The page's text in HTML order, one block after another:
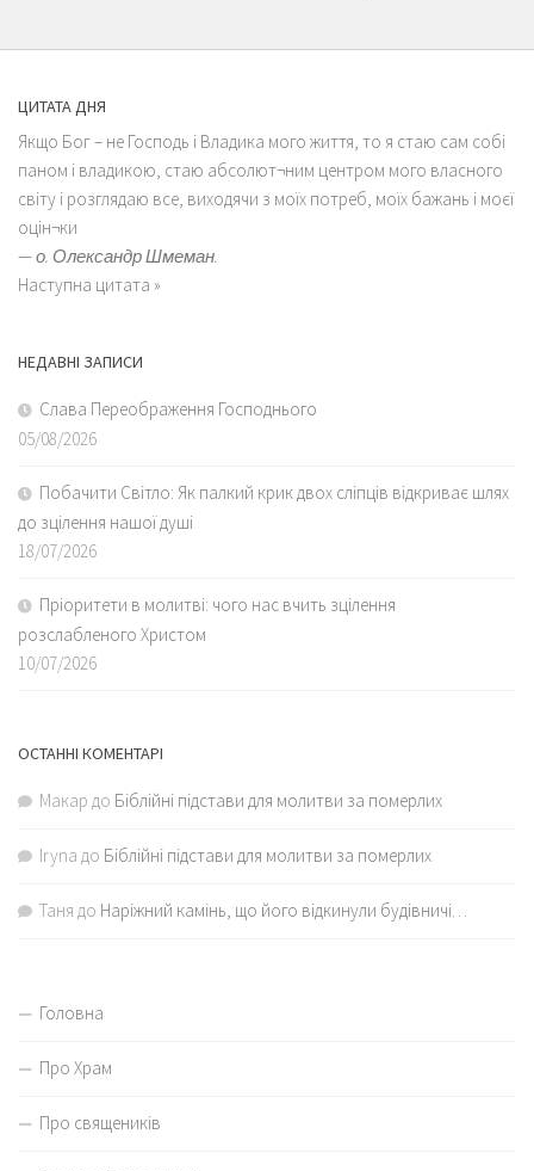
ЦИТАТА ДНЯ
Якщо Бог – не Господь і Владика мого життя, то я стаю сам собі
паном і владикою, стаю абсолют¬ним центром мого власного
світу і розглядаю все, виходячи з моїх потреб, моїх бажань і моєї
оцін¬ки
—о. Олександр Шмеман.
Наступна цитата »
НЕДАВНІ ЗАПИСИ
Слава Переображення Господнього
05/08/2026
Побачити Світло: Як палкий крик двох сліпців відкриває шлях
до зцілення нашої душі
18/07/2026
Пріоритети в молитві: чого нас вчить зцілення
розслабленого Христом
10/07/2026
ОСТАННІ КОМЕНТАРІ
Макар до Біблійні підстави для молитви за померлих
Iryna до Біблійні підстави для молитви за померлих
Таня до Наріжний камінь, що його відкинули будівничі…
Головна
Про Храм
Про священиків